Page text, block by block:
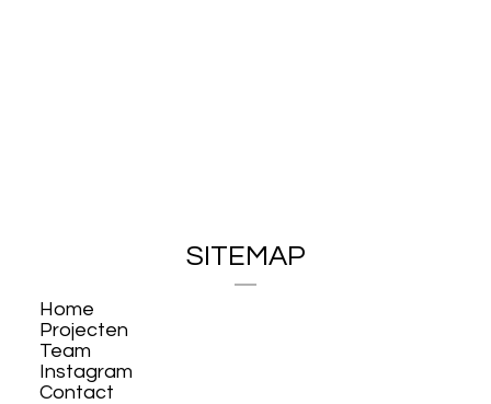
SITEMAP
Home
Projecten
Team
Instagram
Contact